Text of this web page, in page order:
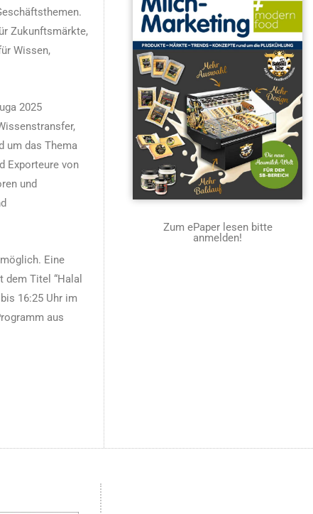
Zukunftsmärkte,
Wissen,
2025
um das Thema
Exporteure von
und
Eine
dem Titel “Halal
16:25 Uhr im
aus
Zum ePaper lesen bitte
anmelden!